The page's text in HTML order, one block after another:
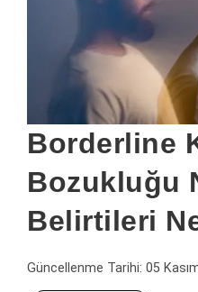
DANIŞAN YORUMLARI
ÜCRETLER
İLETİŞİM
PSİKOLOJİ ALANLARI
KARAMSARLIK TESTİ
ÜCRETSİZ GÖRÜŞ AL
ONLİNE TERAPİ
Borderline
Bozukluğu
Belirtileri
Güncellenme Tarihi: 05